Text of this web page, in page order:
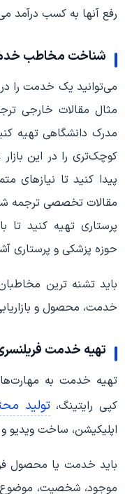
رفع آنها به کسب درآمد
شناخت مخاطب
می‌توانید یک خدمت را در
مثال مقالات خارجی
مدرک دانشگاهی تهیه
کوچک‌تری را در این
پیدا کنید تا نیازهای
مقالات تخصصی ترجمه
پرستاری تهیه کنید تا
حوزه پزشکی و پرستاری
باید تشنه ترین
خدمت، محصول و
تهیه خدمت
تهیه خدمت به
کپی رایتینگ،تولید
اپلیکیشن، ساخت ویدیو
باید خدمت یا محصول
موجود، شخصیت،